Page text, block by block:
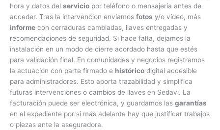
hora y datos del servicio por teléfono o mensajería antes de
acceder. Tras la intervención enviamos fotos y/o vídeo, más
informe con cerraduras cambiadas, llaves entregadas y
recomendaciones de seguridad. Si hace falta, dejamos la
instalación en un modo de cierre acordado hasta que estés
para validación final. En comunidades y negocios registramos
la actuación con parte firmado e histórico digital accesible
para administradores. Esto aporta trazabilidad y simplifica
futuras intervenciones o cambios de llaves en Sedavi. La
facturación puede ser electrónica, y guardamos las garantías
en el expediente por si más adelante hay que justificar trabajos
o piezas ante la aseguradora.